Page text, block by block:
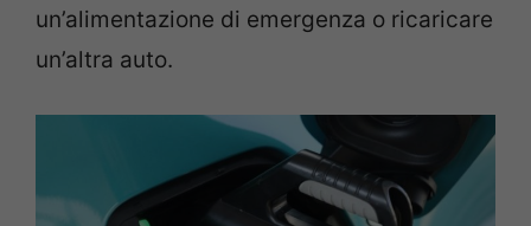
un’alimentazione di emergenza o ricaricare
un’altra auto.